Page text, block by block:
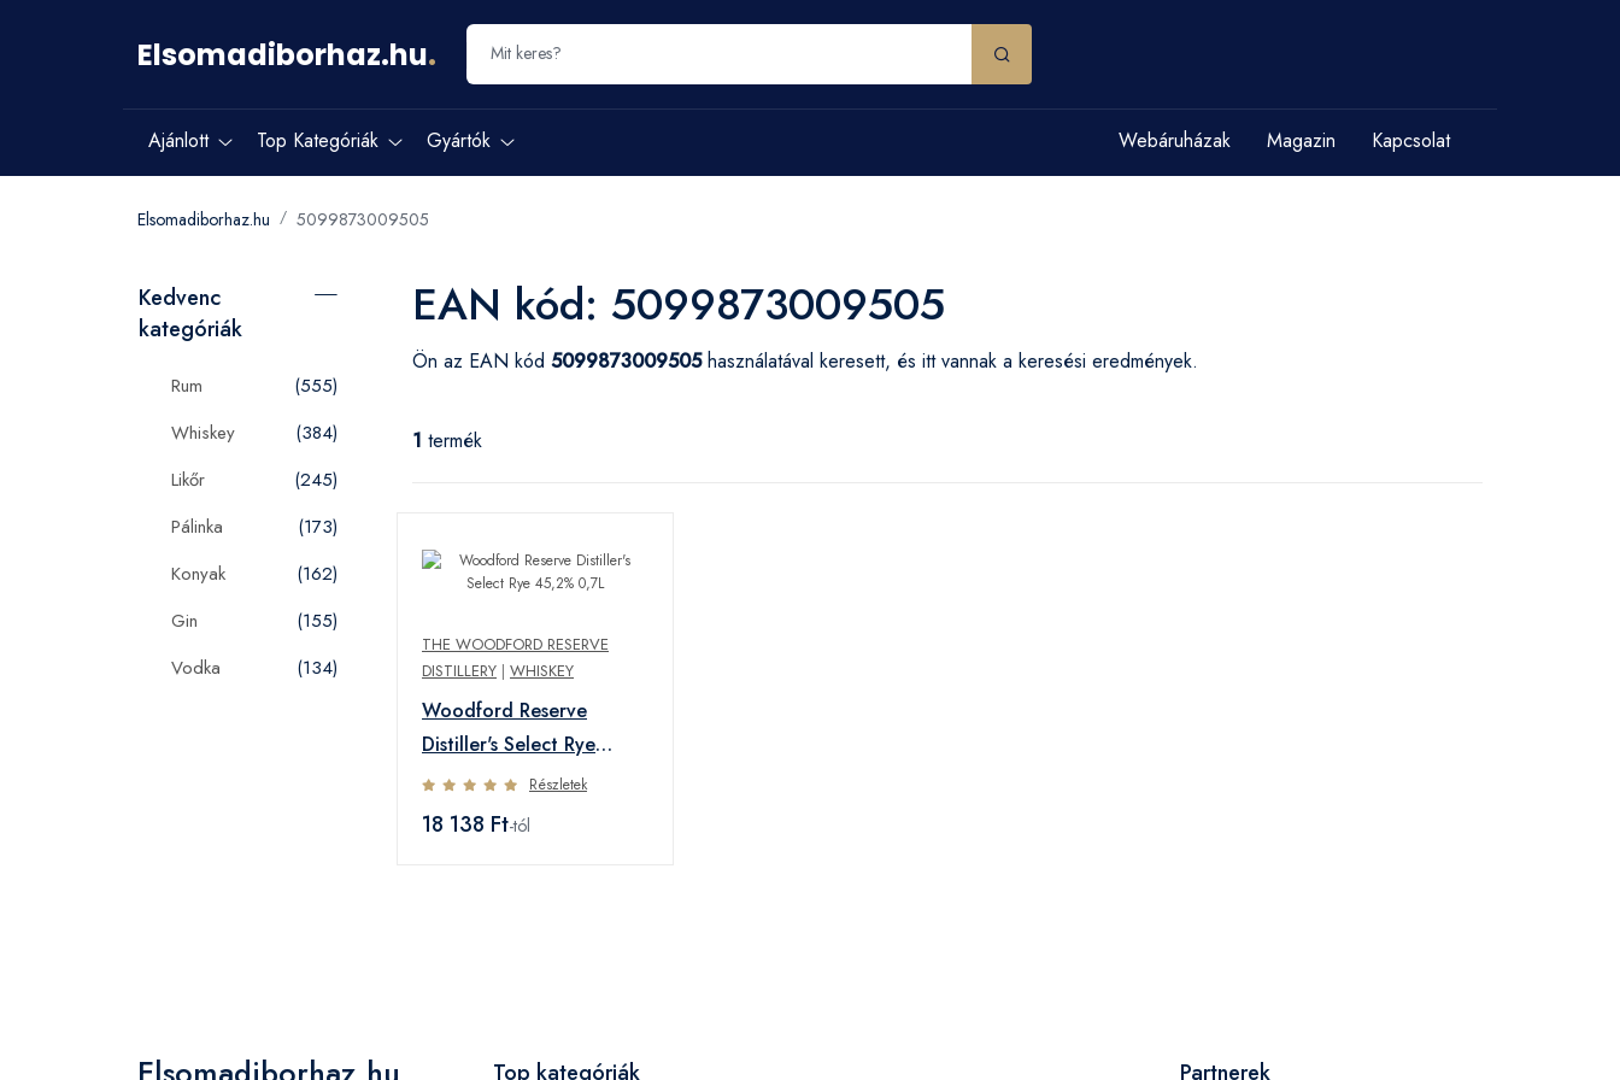
Elsomadiborhaz.hu.
Ajánlott Top Kategóriák Gyártók Webáruházak Magazin Kapcsolat
Elsomadiborhaz.hu 5099873009505
Kedvenc
kategóriák
Rum
(555)
Whiskey
(384)
Likőr
(245)
Pálinka
(173)
Konyak
(162)
Gin
(155)
Vodka
(134)
EAN kód: 5099873009505
Ön az EAN kód 5099873009505használatával keresett, és itt vannak a keresési eredmények.
1 termék
THE WOODFORD RESERVE
DISTILLERY | WHISKEY
Woodford Reserve
Distiller's Select Rye
45,2% 0,7L
Részletek
18 138 Ft-tól
Top kategóriák Partnerek